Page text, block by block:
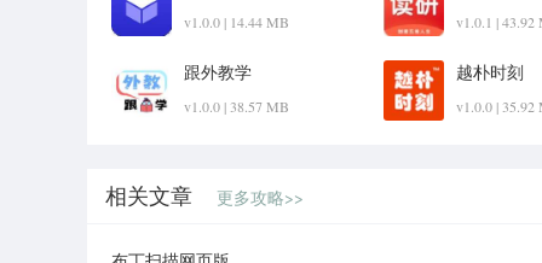
v1.0.0 | 14.44 MB v1.0.1 | 43.92
跟外教学
v1.0.0 | 38.57 MB
越朴时刻
v1.0.0 | 35.92
相关文章 更多攻略>>